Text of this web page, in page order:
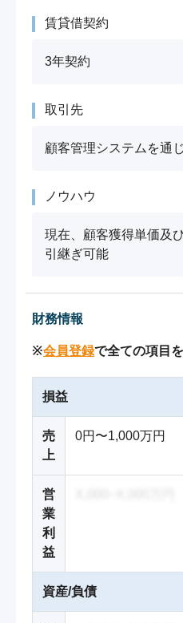
賃貸借契約
3年契約
取引先
顧客管理システムを通
ノウハウ
現在、顧客獲得単価及
引継ぎ可能
財務情報
※会員登録で全ての項目
損益
売
上
0円〜1,000万円
営
業
利
益
資産/負債